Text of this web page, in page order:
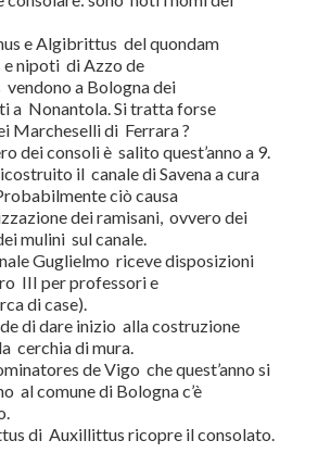
e Algibrittus del quondam
e nipoti di Azzo de
a Bologna dei
a Nonantola. Si tratta forse
Marcheselli di Ferrara ?
dei consoli è salito quest’anno a 9.
il canale di Savena a cura
ciò causa
dei ramisani, ovvero dei
mulini sul canale.
Guglielmo riceve disposizioni
III per professori e
di case).
di dare inizio alla costruzione
cerchia di mura.
de Vigo che quest’anno si
al comune di Bologna c’è
di Auxillittus ricopre il consolato.